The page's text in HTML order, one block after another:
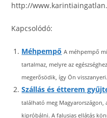
http://
Kapcsolódó:
Méhpempő A méhpempő
tartalmaz, melyre az
megerősödik, így Ön
Szállás és étterem
található meg
kipróbálni. A falusias ellátás